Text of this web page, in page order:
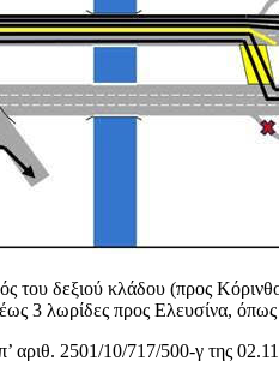
του δεξιού κλάδου (προς
3 λωρίδες προς Ελευσίνα,
αριθ. 2501/10/717/500-γ της